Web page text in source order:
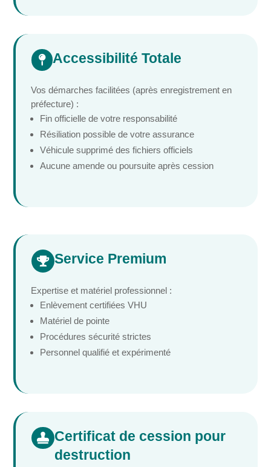
 Accessibilité Totale
Vos démarches facilitées (après enregistrement en
préfecture) :
Fin officielle de votre responsabilité
Résiliation possible de votre assurance
Véhicule supprimé des fichiers officiels
Aucune amende ou poursuite après cession
 Service Premium
Expertise et matériel professionnel :
Enlèvement certifiées VHU
Matériel de pointe
Procédures sécurité strictes
Personnel qualifié et expérimenté
 Certificat de cession pour
destruction